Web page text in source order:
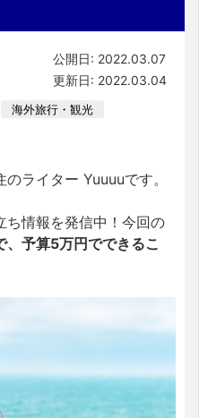
公開日: 2022.03.07
更新日: 2022.03.04
海外旅行・観光
ライター Yuuuuです。
ち情報を発信中！今回の
、予算5万円でできるこ